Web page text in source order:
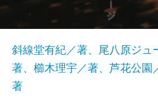
斜線堂有紀／著、尾八原ジュ
著、櫛木理宇／著、芦花公園
著